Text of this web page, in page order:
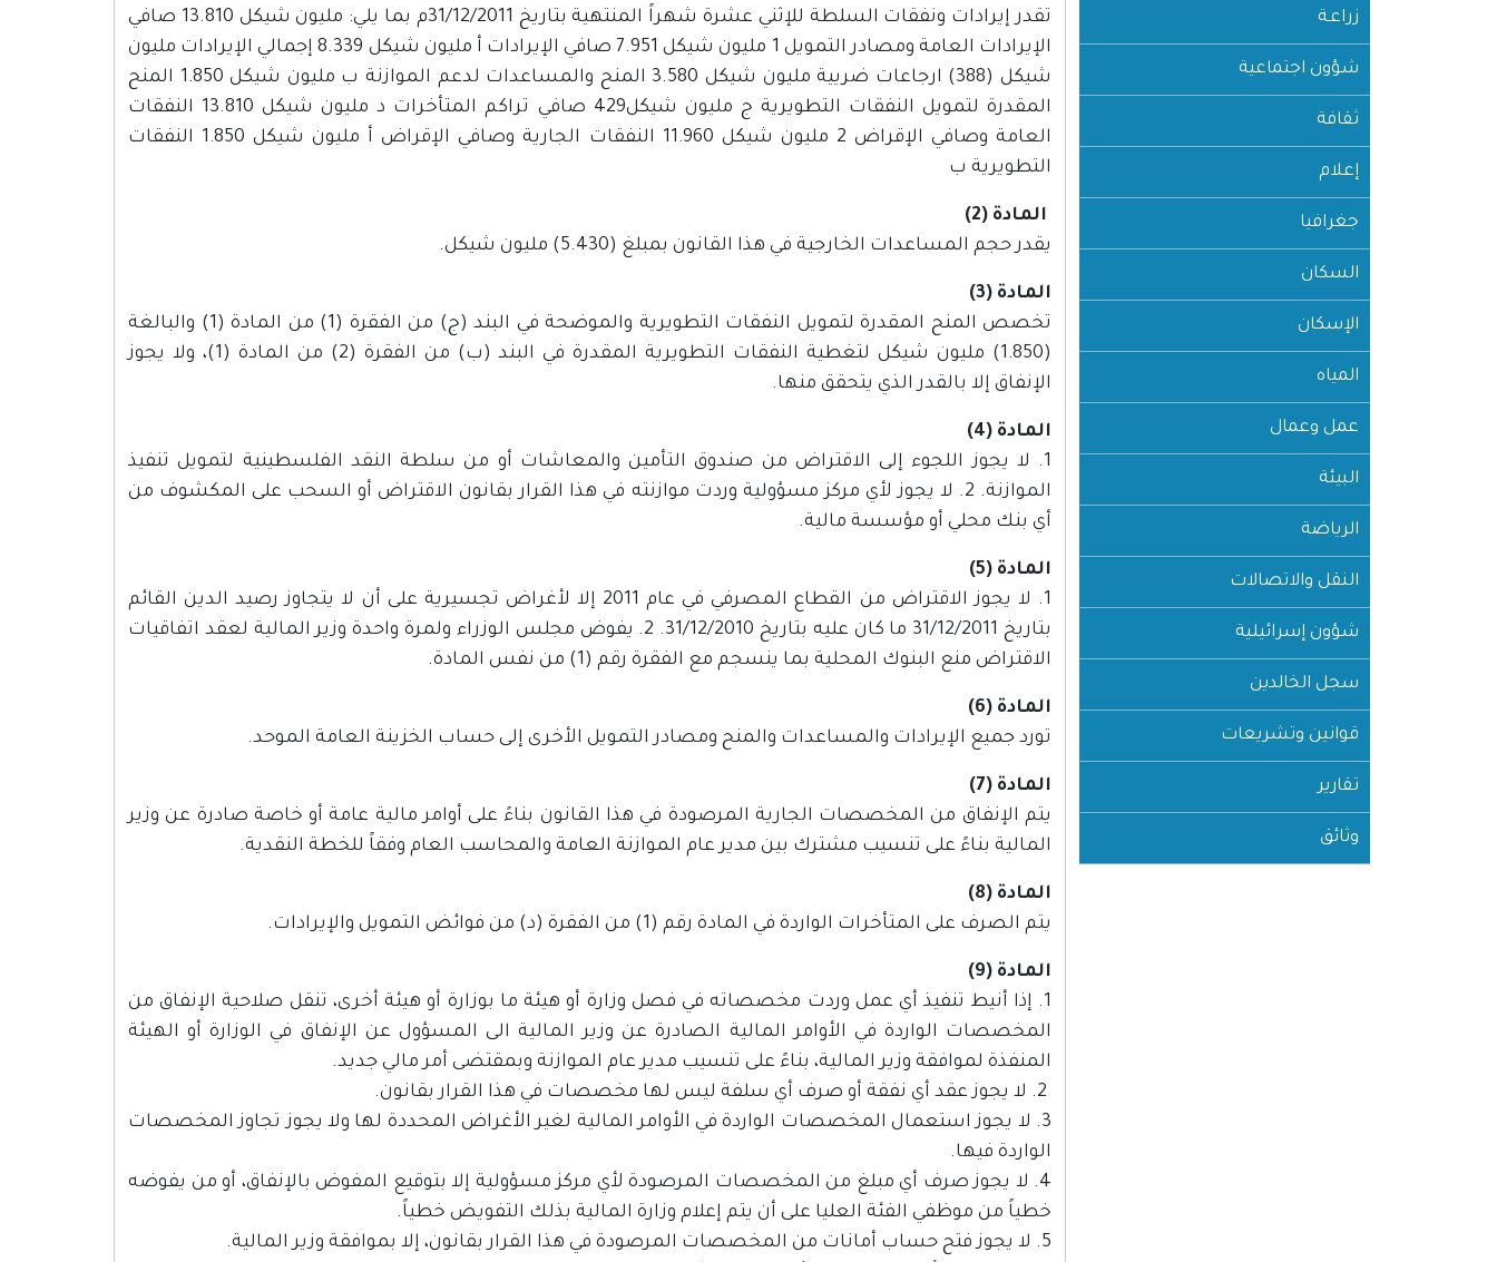
زراعـة
شؤون اجتماعية
ثقافة
إعلام
جغرافيا
السكان
الإسكان
المياه
عمل وعمال
البيئة
الرياضة
النقل والاتصالات
شؤون إسرائيلية
سجل الخالدين
قوانين وتشريعات
تقارير
وثائق
تقدر إيرادات ونفقات السلطة للإثني عشرة شهراً المنتهية بتاريخ 31/12/2011م بما يلي: مليون شيكل 13.810 صافي
الإيرادات العامة ومصادر التمويل 1 مليون شيكل 7.951 صافي الإيرادات أ مليون شيكل 8.339 إجمالي الإيرادات مليون
شيكل (388) ارجاعات ضريية مليون شيكل 3.580 المنح والمساعدات لدعم الموازنة ب مليون شيكل 1.850 المنح
المقدرة لتمويل النفقات التطويرية ج مليون شيكل429 صافي تراكم المتأخرات د مليون شيكل 13.810 النفقات
العامة وصافي الإقراض 2 مليون شيكل 11.960 النفقات الجارية وصافي الإقراض أ مليون شيكل 1.850 النفقات
التطويرية ب
المادة (2)
يقدر حجم المساعدات الخارجية في هذا القانون بمبلغ (5.430) مليون شيكل.
المادة (3)
تخصص المنح المقدرة لتمويل النفقات التطويرية والموضحة في البند (ج) من الفقرة (1) من المادة (1) والبالغة
(1.850) مليون شيكل لتغطية النفقات التطويرية المقدرة في البند (ب) من الفقرة (2) من المادة (1)، ولا يجوز
الإنفاق إلا بالقدر الذي يتحقق منها.
المادة (4)
1. لا يجوز اللجوء إلى الاقتراض من صندوق التأمين والمعاشات أو من سلطة النقد الفلسطينية لتمويل تنفيذ
الموازنة. 2. لا يجوز لأي مركز مسؤولية وردت موازنته في هذا القرار بقانون الاقتراض أو السحب على المكشوف من
أي بنك محلي أو مؤسسة مالية.
المادة (5)
1. لا يجوز الاقتراض من القطاع المصرفي في عام 2011 إلا لأغراض تجسيرية على أن لا يتجاوز رصيد الدين القائم
بتاريخ 31/12/2011 ما كان عليه بتاريخ 31/12/2010. 2. يفوض مجلس الوزراء ولمرة واحدة وزير المالية لعقد اتفاقيات
الاقتراض منع البنوك المحلية بما ينسجم مع الفقرة رقم (1) من نفس المادة.
المادة (6)
تورد جميع الإيرادات والمساعدات والمنح ومصادر التمويل الأخرى إلى حساب الخزينة العامة الموحد.
المادة (7)
يتم الإنفاق من المخصصات الجارية المرصودة في هذا القانون بناءً على أوامر مالية عامة أو خاصة صادرة عن وزير
المالية بناءً على تنسيب مشترك بين مدير عام الموازنة العامة والمحاسب العام وفقاً للخطة النقدية.
المادة (8)
يتم الصرف على المتأخرات الواردة في المادة رقم (1) من الفقرة (د) من فوائض التمويل والإيرادات.
المادة (9)
1. إذا أنيط تنفيذ أي عمل وردت مخصصاته في فصل وزارة أو هيئة ما بوزارة أو هيئة أخرى، تنقل صلاحية الإنفاق من
المخصصات الواردة في الأوامر المالية الصادرة عن وزير المالية الى المسؤول عن الإنفاق في الوزارة أو الهيئة
المنفذة لموافقة وزير المالية، بناءً على تنسيب مدير عام الموازنة وبمقتضى أمر مالي جديد.
3. لا يجوز استعمال المخصصات الواردة في الأوامر المالية لغير الأغراض المحددة لها ولا يجوز تجاوز المخصصات
الواردة فيها.
4. لا يجوز صرف أي مبلغ من المخصصات المرصودة لأي مركز مسؤولية إلا بتوقيع المفوض بالإنفاق، أو من يفوضه
خطياً من موظفي الفئة العليا على أن يتم إعلام وزارة المالية بذلك التفويض خطياً.
5. لا يجوز فتح حساب أمانات من المخصصات المرصودة في هذا القرار بقانون، إلا بموافقة وزير المالية.